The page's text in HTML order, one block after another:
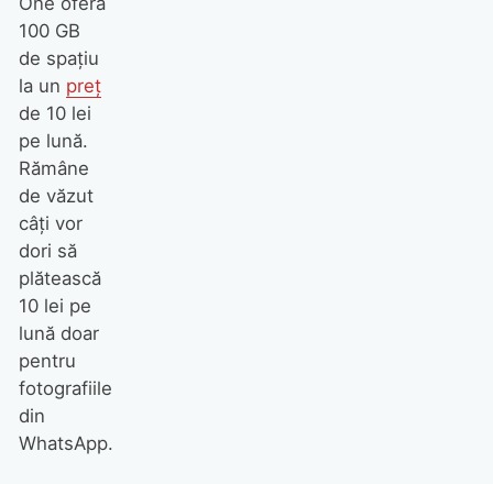
100 GB
de spațiu
la un preț
de 10 lei
pe lună.
Rămâne
de văzut
câți vor
dori să
plătească
10 lei pe
lună doar
pentru
fotografiile
din
WhatsApp.